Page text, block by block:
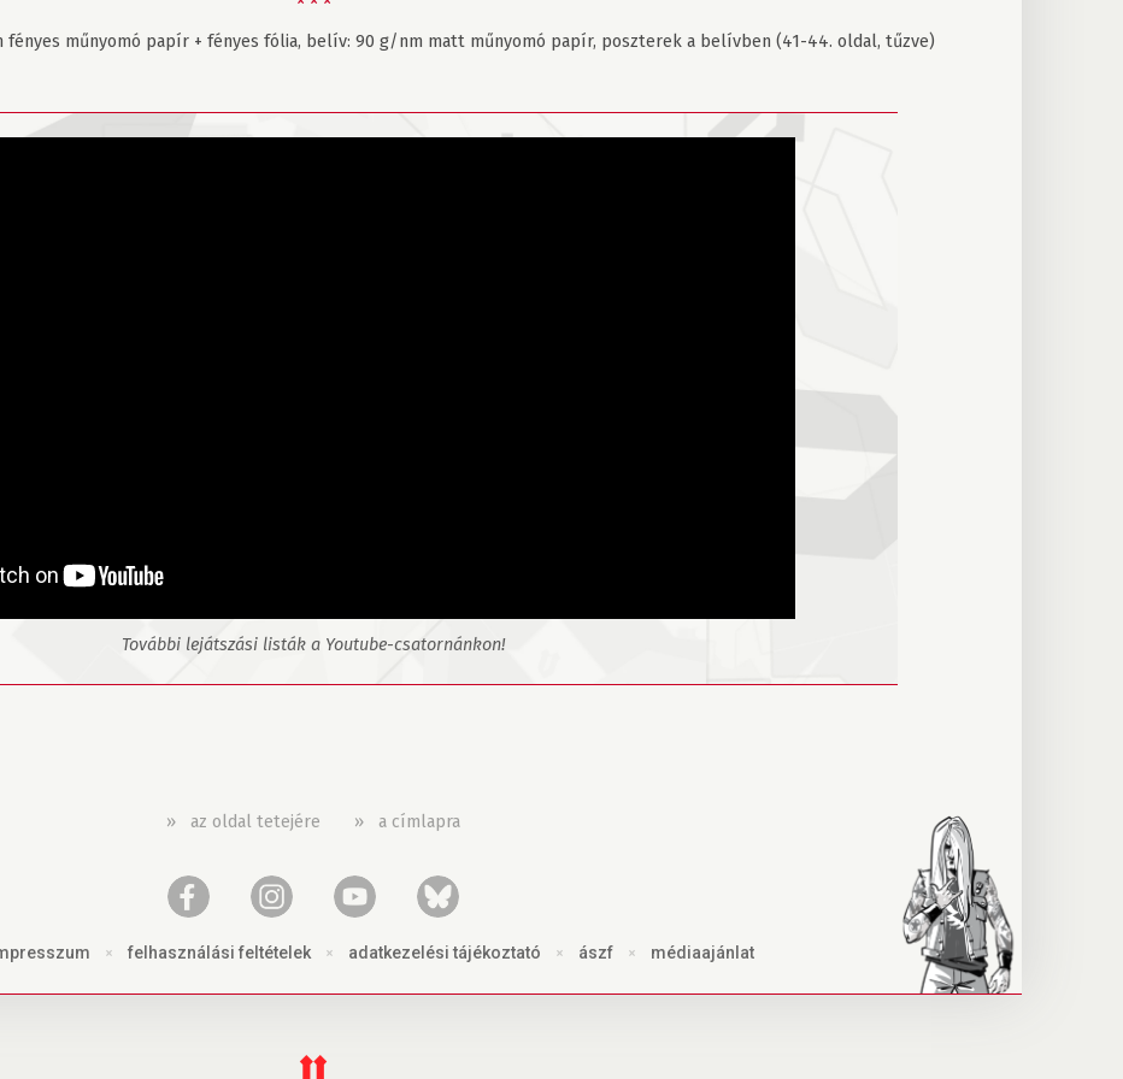
fényes műnyomó papír + fényes fólia, belív: 90 g/nm matt műnyomó papír, poszterek a belívben (41-44. oldal, tűzve)
További lejátszási listák a Youtube-csatornánkon!
» az oldal tetejére » a címlapra
× felhasználási feltételek × adatkezelési tájékoztató × ászf × médiaajánlat